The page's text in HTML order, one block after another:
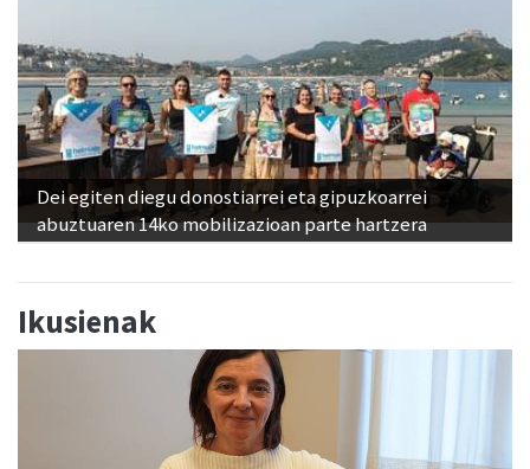
Dei egiten diegu donostiarrei eta gipuzkoarrei
abuztuaren 14ko mobilizazioan parte hartzera
Ikusienak